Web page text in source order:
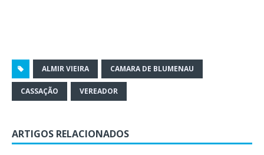
ALMIR VIEIRA CAMARA DE BLUMENAU
CASSAÇÃO VEREADOR
ARTIGOS RELACIONADOS